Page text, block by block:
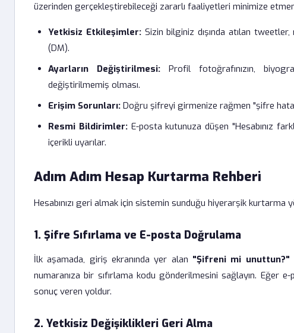
üzerinden gerçekleştirebileceği zararlı faaliyetleri minimize
Yetkisiz Etkileşimler:Sizin bilginiz dışında atılan
(DM).
Ayarların Değiştirilmesi: Profil fotoğrafınızın,
değiştirilmemiş olması.
Erişim Sorunları: Doğru şifreyi girmenize rağmen "şifre
Resmi Bildirimler:E-posta kutunuza düşen "Hesabınız
içerikli uyarılar.
Adım Adım Hesap Kurtarma Rehberi
Hesabınızı geri almak için sistemin sunduğu hiyerarşik kurtarma
1. Şifre Sıfırlama ve E-posta Doğrulama
İlk aşamada, giriş ekranında yer alan "Şifreni mi unuttun?"
numaranıza bir sıfırlama kodu gönderilmesini sağlayın. Eğer
sonuç veren yoldur.
2. Yetkisiz Değişiklikleri Geri Alma